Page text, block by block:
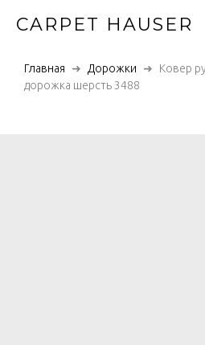
CARPET HAUSER
Главная Дорожки
Ковер
дорожка шерсть 3488